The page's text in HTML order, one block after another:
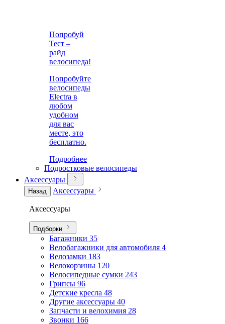
Попробуй
Тест –
райд
велосипеда!
Попробуйте
велосипеды
Electra в
любом
удобном
для вас
месте, это
бесплатно.
Подробнее
Подростковые велосипеды
Аксессуары
Назад Аксессуары
Аксессуары
Подборки
Багажники 35
Велобагажники для автомобиля 4
Велозамки 183
Велокорзины 120
Велосипедные сумки 243
Грипсы 96
Детские кресла 48
Другие аксессуары 40
Запчасти и велохимия 28
Звонки 166